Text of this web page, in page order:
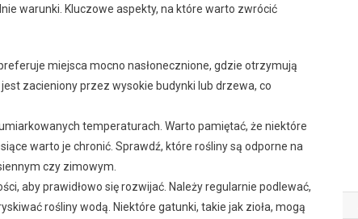
warunki. Kluczowe aspekty, na które warto zwrócić
miejsca mocno nasłonecznione, gdzie otrzymują
zacieniony przez wysokie budynki lub drzewa, co
temperaturach. Warto pamiętać, że niektóre
warto je chronić. Sprawdź, które rośliny są odporne na
czy zimowym.
aby prawidłowo się rozwijać. Należy regularnie podlewać,
rośliny wodą. Niektóre gatunki, takie jak zioła, mogą